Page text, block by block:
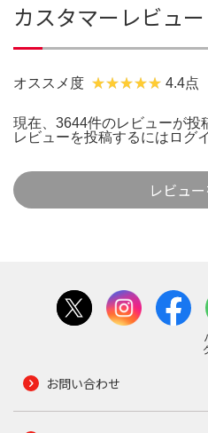
カスタマーレビュー
オススメ度 4.4点
現在、3644件のレビューが投
レビューを投稿するには ログ
レビュ
お問い合わせ